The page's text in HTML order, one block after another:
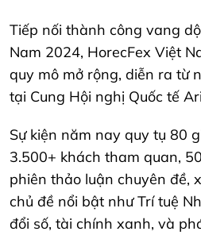
Tiếp nối thành công vang
Nam 2024, HorecFex Việt
quy mô mở rộng, diễn ra từ
tại Cung Hội nghị Quốc tế
Sự kiện năm nay quy tụ 80
3.500+ khách tham quan,
phiên thảo luận chuyên đề,
chủ đề nổi bật như Trí tuệ
đổi số, tài chính xanh, và